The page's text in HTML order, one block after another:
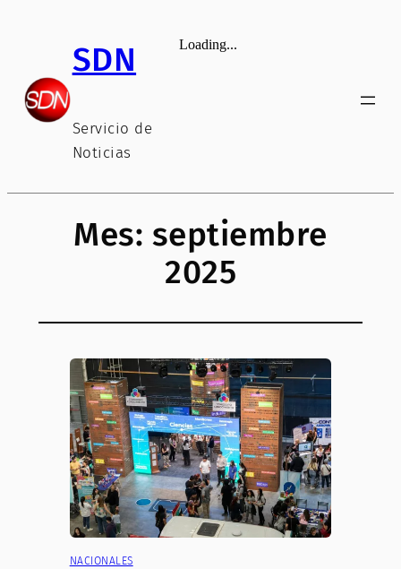
contenidoSDN
Servicio de
Noticias
Mes: septiembre
2025
NACIONALES